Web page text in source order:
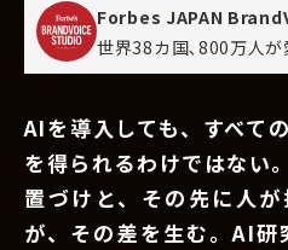
Forbes JAPAN
世界38カ国､800万人が
AIを導入しても、すべて
を得られるわけではない
置づけと、その先に人
が、その差を生む。AI